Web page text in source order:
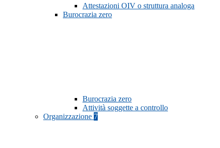
Attestazioni OIV o struttura analoga
Burocrazia zero
Burocrazia zero
Attività soggette a controllo
Organizzazione 7